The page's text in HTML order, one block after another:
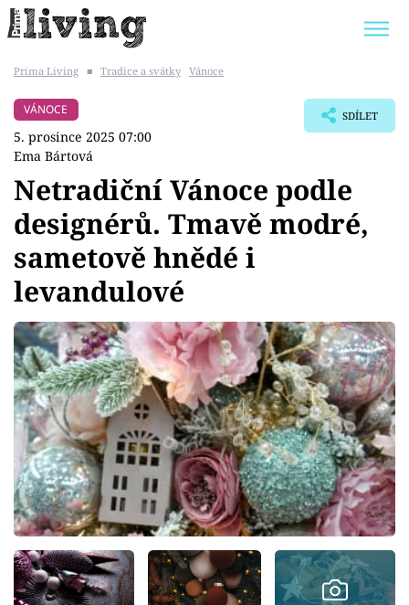
BYDLENÍ SLAVNÝCH
Témata
Bydlení
Zahrada
Design
Sledujte prima+
Přihlášení
Sledujte nás
Prima Living ■ Tradice a svátky Vánoce
VÁNOCE
5. prosince 2025 07:00
Ema Bártová
SDÍLET
Netradiční Vánoce podle
designérů. Tmavě modré,
sametově hnědé i
levandulové